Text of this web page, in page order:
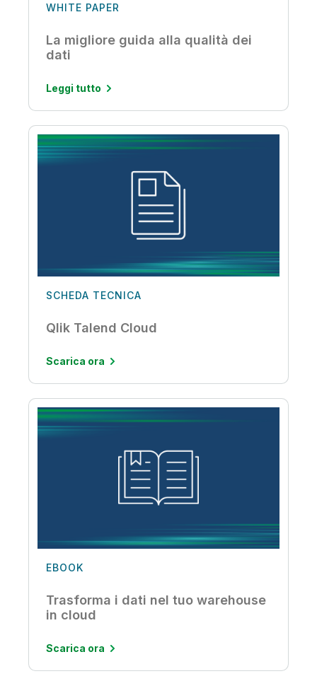
WHITE PAPER
La migliore guida alla qualità dei
dati
Leggi tutto
SCHEDA TECNICA
Qlik Talend Cloud
Scarica ora
EBOOK
Trasforma i dati nel tuo warehouse
in cloud
Scarica ora